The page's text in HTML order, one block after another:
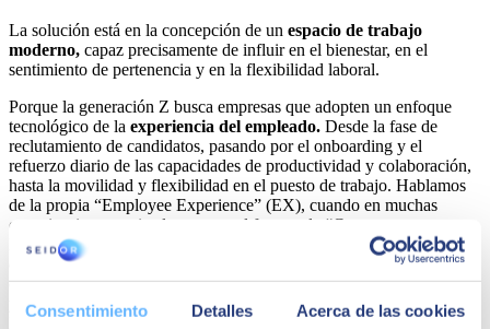
Consentimiento Detalles Acerca de las cookies
La solución está en la concepción de un espacio de trabajo
moderno, capaz precisamente de influir en el bienestar, en el
sentimiento de pertenencia y en la flexibilidad laboral.
Porque la generación Z busca empresas que adopten un enfoque
tecnológico de la experiencia del empleado. Desde la fase de
reclutamiento de candidatos, pasando por el onboarding y el
refuerzo diario de las capacidades de productividad y colaboración,
hasta la movilidad y flexibilidad en el puesto de trabajo. Hablamos
de la propia “Employee Experience” (EX), cuando en muchas
organizaciones casi solo se pone el foco en la “Customer
Experience”. ¿Y qué pasa con la experiencia del empleado? Se trata
de un conjunto de aspectos que incluye experiencias e interacciones,
cuyo enfoque debe ser impulsado desde la dirección de las empresas
y que implica necesariamente, tanto al departamento de Recursos
Humanos, como al de IT. Te recomiendo la lectura de un artículo